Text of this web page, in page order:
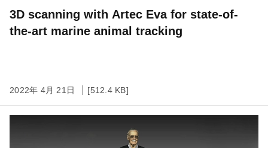
3D scanning with Artec Eva for state-of-
the-art marine animal tracking
2022年 4月 21日 [512.4 KB]